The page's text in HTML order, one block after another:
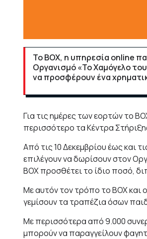
Το BOX, η υπηρεσία online
Οργανισμό «Το Χαμόγελο
να προσφέρουν ένα
Για τις ημέρες των εορτών το
περισσότερο τα Κέντρα
Από τις 10 Δεκεμβρίου έως και
επιλέγουν να δωρίσουν στον
ΒΟΧ προσθέτει το ίδιο ποσό,
Με αυτόν τον τρόπο το ΒΟΧ και
γεμίσουν τα τραπέζια όσων
Με περισσότερα από 9.000
μπορούν να παραγγείλουν